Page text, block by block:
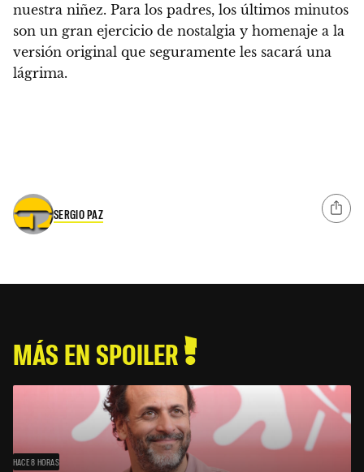
nuestra niñez. Para los padres, los últimos minutos
son un gran ejercicio de nostalgia y homenaje a la
versión original que seguramente les sacará una
lágrima.
SERGIO PAZ
MÁS EN SPOILER
HACE 8 HORAS